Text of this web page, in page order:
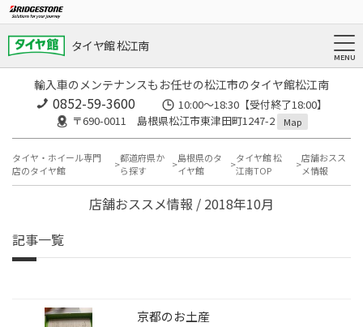
タイヤ館 松江南
輸入車のメンテナンスもお任せの松江市のタイヤ館松江南
0852-59-3600
10:00～18:30【受付終了18:00】
〒690-0011 島根県松江市東津田町1247-2
Map
タイヤ・ホイール専門
店のタイヤ館
都道府県か
ら探す
島根県のタ
イヤ館
タイヤ館 松
江南TOP
店舗おスス
メ情報
店舗おススメ情報 / 2018年10月
記事一覧
京都のお土産